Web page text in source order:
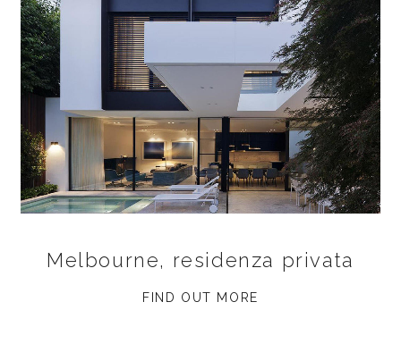
Melbourne, residenza privata
FIND OUT MORE